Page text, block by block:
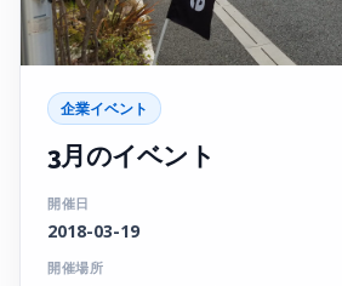
企業イベント
3月のイベント
開催日
2018-03-19
開催場所